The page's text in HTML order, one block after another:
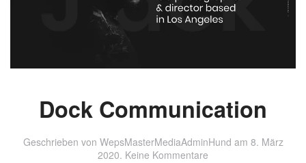
Dock Communication
Geschrieben von WepsMasterMediaAdminHund am 8. März
2020. Keine Kommentare